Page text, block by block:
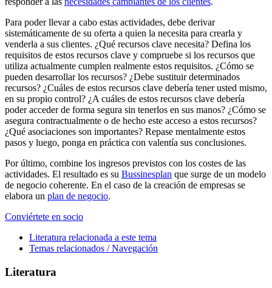
Para poder llevar a cabo estas actividades, debe derivar
sistemáticamente de su oferta a quien la necesita para crearla y
venderla a sus clientes. ¿Qué recursos clave necesita? Defina los
requisitos de estos recursos clave y compruebe si los recursos que
utiliza actualmente cumplen realmente estos requisitos. ¿Cómo se
pueden desarrollar los recursos? ¿Debe sustituir determinados
recursos? ¿Cuáles de estos recursos clave debería tener usted mismo,
en su propio control? ¿A cuáles de estos recursos clave debería
poder acceder de forma segura sin tenerlos en sus manos? ¿Cómo se
asegura contractualmente o de hecho este acceso a estos recursos?
¿Qué asociaciones son importantes? Repase mentalmente estos
pasos y luego, ponga en práctica con valentía sus conclusiones.
Por último, combine los ingresos previstos con los costes de las
actividades. El resultado es su Bussinesplan que surge de un modelo
de negocio coherente. En el caso de la creación de empresas se
elabora un plan de negocio.
Conviértete en socio
Literatura relacionada a este tema
Temas relacionados / Navegación
Literatura